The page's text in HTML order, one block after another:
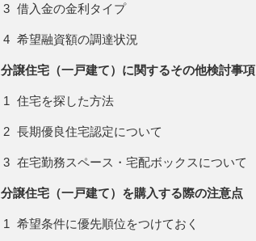
借入金の金利タイプ
希望融資額の調達状況
分譲住宅（一戸建て）に関するその他検討事項
住宅を探した方法
長期優良住宅認定について
在宅勤務スペース・宅配ボックスについて
分譲住宅（一戸建て）を購入する際の注意点
希望条件に優先順位をつけておく